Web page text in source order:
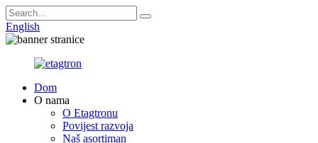
English
Dom
O nama
O Etagtronu
Povijest razvoja
Naš asortiman